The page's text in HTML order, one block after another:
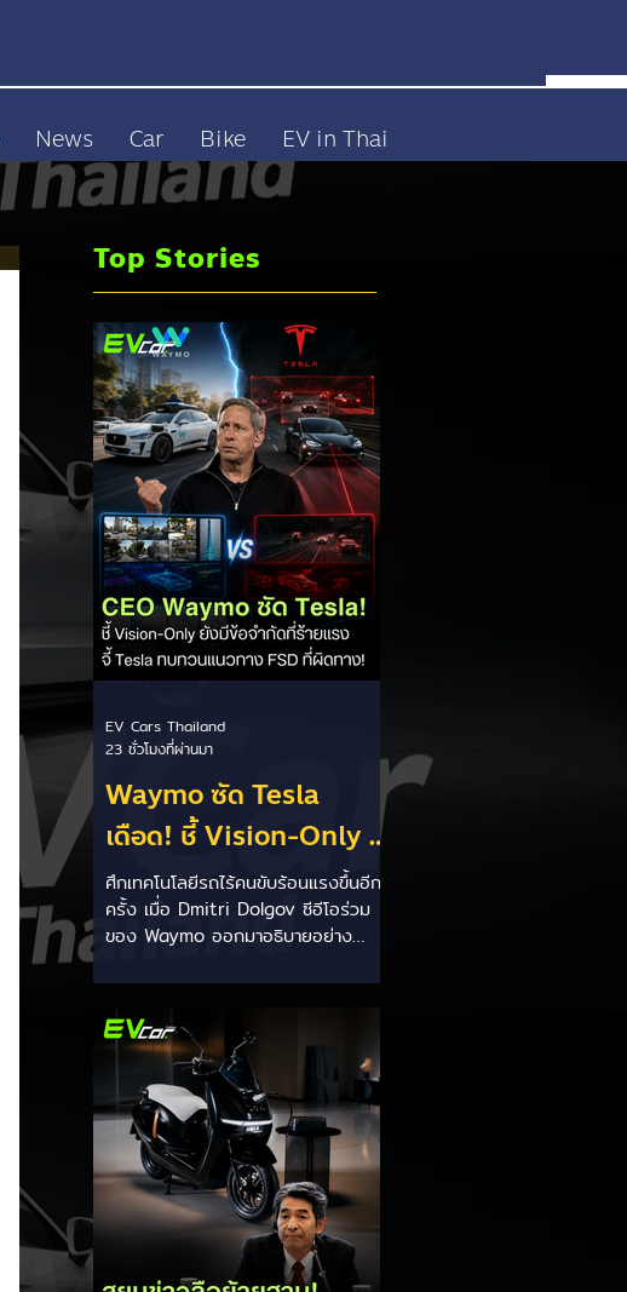
News Car Bike EV in Thai
Top Stories
Waymo ซัด Tesla
เดือด! ชี้ Vision-Only มี
ข้อจำกัดร้ายแรงยิ่ง
พัฒนา ยิ่งชนกำแพง
ศึกเทคโนโลยีรถไร้คนขับร้อนแรงขึ้นอีก
ครั้ง เมื่อ Dmitri Dolgov ซีอีโอร่วม
ของ Waymo ออกมาอธิบายอย่าง
การใช้ กล้องเพียงอย่างเดียว สำหรับ
ระบบขับขี่อัตโนมัติ มีข้อจำกัดด้านความ
ปลอดภัย และไม่สามารถพัฒนาไปสู่การ
ขับขี่อัตโนมัติระดับสูงได้ตามเป้าหมาย
แม้จะไม่ได้เอ่ยชื่อ Tesla ตรง ๆ แต่เป็น
ที่เข้าใจกันว่ากำลังพูดถึงแนวทางที่
Tesla ใช้อยู่ในปัจจุบัน Dolgov อธิบาย
ว่า กล้องเป็นเซ็นเซอร์ที่พึ่งพาสภาพแสง
และการมองเห็น หากเจอฝนหนัก หมอก
แสงย้อน หรือสิ่งบดบัง...
EV Cars Thailand
23 ชั่วโมงที่ผ่านมา